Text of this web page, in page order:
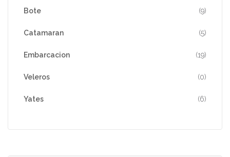
Bote (9)
Catamaran (5)
Embarcacion (19)
Veleros (0)
Yates (6)